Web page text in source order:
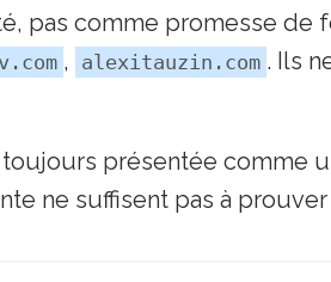
pas comme promesse de
, alexitauzin.com . Ils
présentée comme
ne suffisent pas à